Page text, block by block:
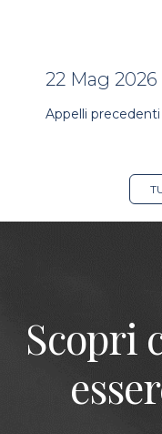
22 Mag 2026
Appelli precedenti
Scopri